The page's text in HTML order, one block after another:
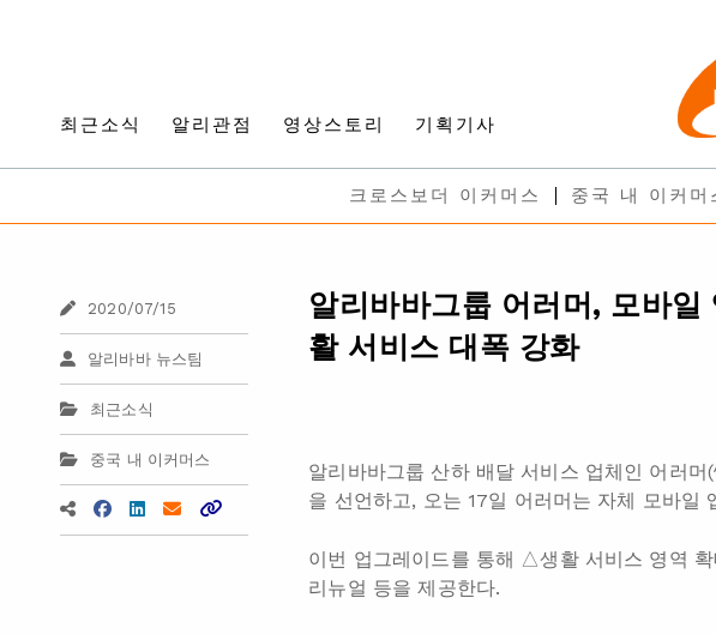
최근소식 알리관점 영상스토리 기획기사
크로스보더 이커머스 중국 내 이커머
2020/07/15
알리바바 뉴스팀
최근소식
중국 내 이커머스
알리바바그룹 어러머, 모바
활 서비스 대폭 강화
알리바바그룹 산하 배달 서비스 업체인 어러
을 선언하고, 오는 17일 어러머는 자체 모바일
이번 업그레이드를 통해 △생활 서비스 영역
리뉴얼 등을 제공한다.